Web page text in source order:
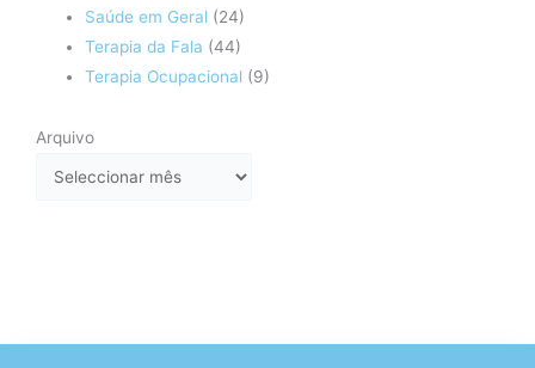
Saúde em Geral (24)
Terapia da Fala (44)
Terapia Ocupacional (9)
Arquivo
Arquivo